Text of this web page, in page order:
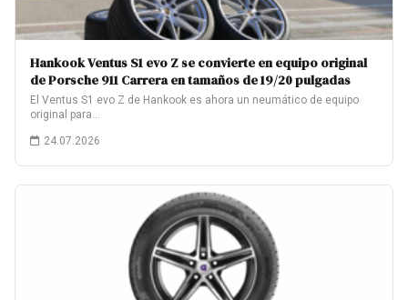
Hankook Ventus S1 evo Z se convierte en equipo original
de Porsche 911 Carrera en tamaños de 19/20 pulgadas
El Ventus S1 evo Z de Hankook es ahora un neumático de equipo
original para…
24.07.2026